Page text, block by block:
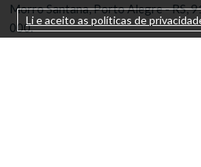
Morro Santana, Porto Alegre - RS,
000.
Li e aceito as políticas de